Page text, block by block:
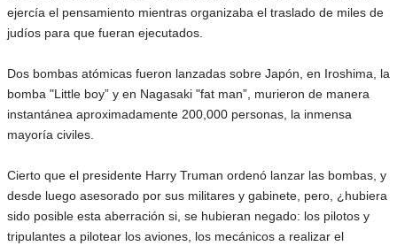
ejercía el pensamiento mientras organizaba el traslado de miles de
judíos para que fueran ejecutados.
Dos bombas atómicas fueron lanzadas sobre Japón, en Iroshima, la
bomba "Little boy” y en Nagasaki "fat man”, murieron de manera
instantánea aproximadamente 200,000 personas, la inmensa
mayoría civiles.
Cierto que el presidente Harry Truman ordenó lanzar las bombas, y
desde luego asesorado por sus militares y gabinete, pero, ¿hubiera
sido posible esta aberración si, se hubieran negado: los pilotos y
tripulantes a pilotear los aviones, los mecánicos a realizar el